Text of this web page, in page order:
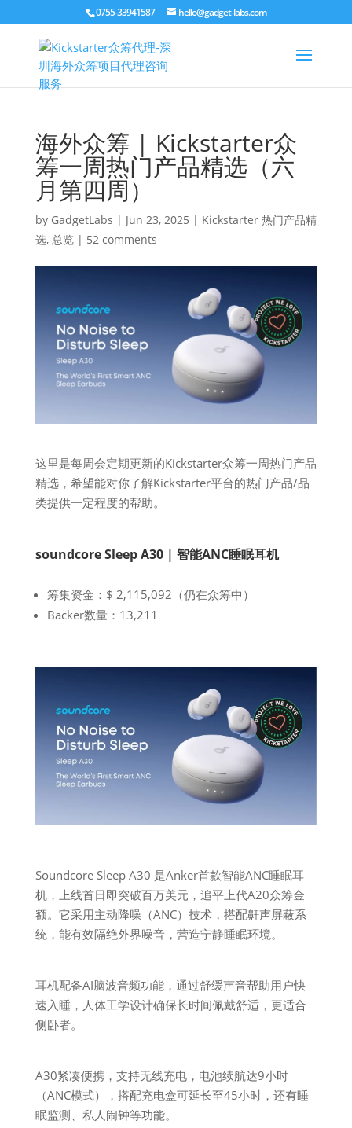
0755-33941587 hello@gadget-labs.com
海外众筹 | Kickstarter众
筹一周热门产品精选（六
月第四周）
by GadgetLabs | Jun 23, 2025 | Kickstarter 热门产品精
选, 总览| 52 comments
这里是每周会定期更新的Kickstarter众筹一周热门产品
精选，希望能对你了解Kickstarter平台的热门产品/品
类提供一定程度的帮助。
soundcore Sleep A30 | 智能ANC睡眠耳机
筹集资金：$ 2,115,092（仍在众筹中）
Backer数量：13,211
Soundcore Sleep A30 是Anker首款智能ANC睡眠耳
机，上线首日即突破百万美元，追平上代A20众筹金
额。它采用主动降噪（ANC）技术，搭配鼾声屏蔽系
统，能有效隔绝外界噪音，营造宁静睡眠环境。
耳机配备AI脑波音频功能，通过舒缓声音帮助用户快
速入睡，人体工学设计确保长时间佩戴舒适，更适合
侧卧者。
A30紧凑便携，支持无线充电，电池续航达9小时
（ANC模式），搭配充电盒可延长至45小时，还有睡
眠监测、私人闹钟等功能。